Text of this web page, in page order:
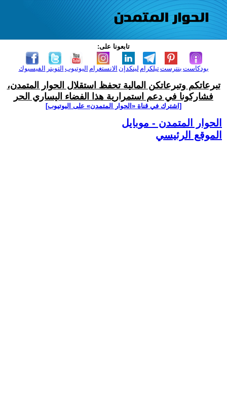
تابعونا على:
الفيسبوك التويتر اليوتيوب الانستغرام لينكدإن تيلكرامبنترست بودكاست
تبرعاتكم وتبرعاتكن المالية تحفظ استقلال الحوار المتمدن،
فشاركونا في دعم استمرارية هذا الفضاء اليساري الحر
[اشترك في قناة ‫«الحوار المتمدن» على اليوتيوب]
الحوار المتمدن - موبايل
الموقع الرئيسي